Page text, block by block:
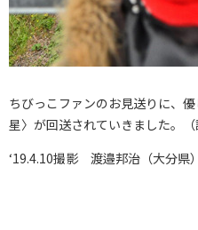
ちびっこファンのお見送りに、
星〉が回送されていきました。（
‘19.4.10撮影 渡邉邦治（大分県）